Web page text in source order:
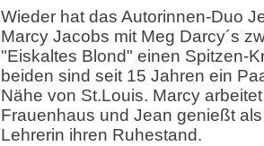
Wieder hat das Autorinnen-Duo
Marcy Jacobs mit Meg Darcy´s
"Eiskaltes Blond" einen Spitzen-
beiden sind seit 15 Jahren ein
Nähe von St.Louis. Marcy
Frauenhaus und Jean genießt
Lehrerin ihren Ruhestand.